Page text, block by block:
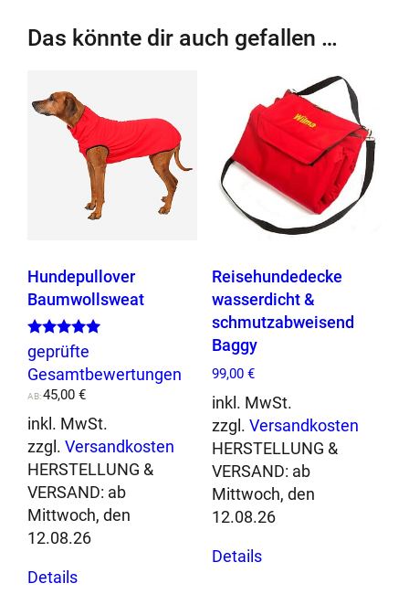
t
s
s
r
d
i
c
h
t
f
ü
r
H
u
n
d
e
Das könnte dir auch gefallen …
Hundepullover
Baumwollsweat
Bewertet mit
5.00
von 5
geprüfte
Gesamtbewertungen
AB:45,00€
inkl. MwSt.
zzgl.Versandkosten
HERSTELLUNG &
VERSAND: ab
Mittwoch, den
12.08.26
DetailsProdukt
Reisehundedecke
wasserdicht &
schmutzabweisend
Baggy
99,00 €
inkl. MwSt.
zzgl. Versandkosten
HERSTELLUNG &
VERSAND: ab
Mittwoch, den
12.08.26
DetailsProdukt